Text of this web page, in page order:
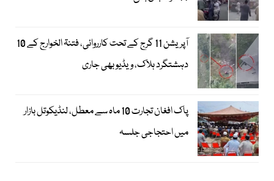
آپریشن 11 گرج کے تحت کارروائی، فتنۃ الخوارج کے 10
دہشتگرد ہلاک، ویڈیو بھی جاری
پاک افغان تجارت 10 ماہ سے معطل، لنڈیکوتل بازار
میں احتجاجی جلسہ